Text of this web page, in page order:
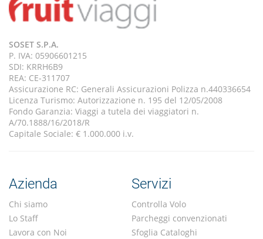
SOSET S.P.A.
P. IVA: 05906601215
SDI: KRRH6B9
REA: CE-311707
Assicurazione RC: Generali Assicurazioni Polizza n.440336654
Licenza Turismo: Autorizzazione n. 195 del 12/05/2008
Fondo Garanzia: Viaggi a tutela dei viaggiatori n.
A/70.1888/16/2018/R
Capitale Sociale: € 1.000.000 i.v.
Azienda
Chi siamo
Lo Staff
Lavora con Noi
Servizi
Controlla Volo
Parcheggi convenzionati
Sfoglia Cataloghi